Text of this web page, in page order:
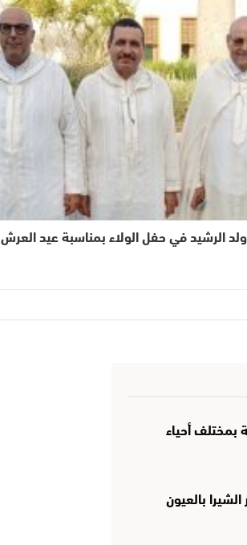
الرشيد في حفل الولاء بمناسبة عيد العرش
بمختلف أحياء
بالعيون